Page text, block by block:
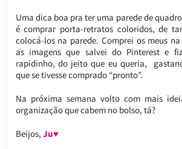
Uma dica boa pra ter uma parede de
é comprar porta-retratos coloridos, de
colocá-los na parede. Comprei os meus
as imagens que salvei do Pinterest e
rapidinho, do jeito que eu queria,
que se tivesse comprado “pronto”.
Na próxima semana volto com mais
organização que cabem no bolso, tá?
Beijos, Ju♥